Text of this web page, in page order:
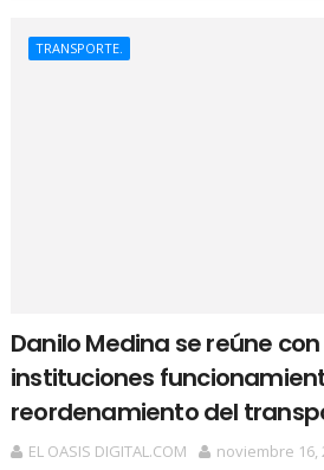
TRANSPORTE.
Danilo Medina se reúne
instituciones
reordenamiento del
EL OASIS DIGITAL.COM
noviembre 16,